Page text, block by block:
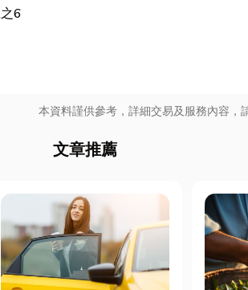
6
本資料謹供參考，詳細交易及服務內容，
文章推薦